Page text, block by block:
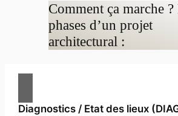
Comment ça marche ?
phases d’un projet
architectural :
Diagnostics / Etat des lieux